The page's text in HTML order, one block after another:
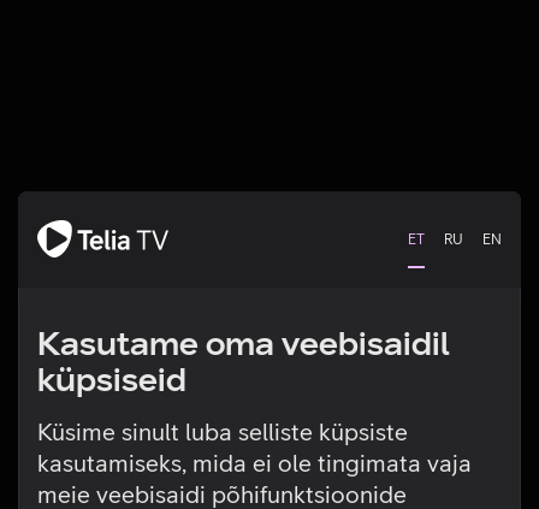
ET RU EN
Kasutame oma veebisaidil
küpsiseid
Küsime sinult luba selliste küpsiste
kasutamiseks, mida ei ole tingimata vaja
meie veebisaidi põhifunktsioonide
Tehniline viga